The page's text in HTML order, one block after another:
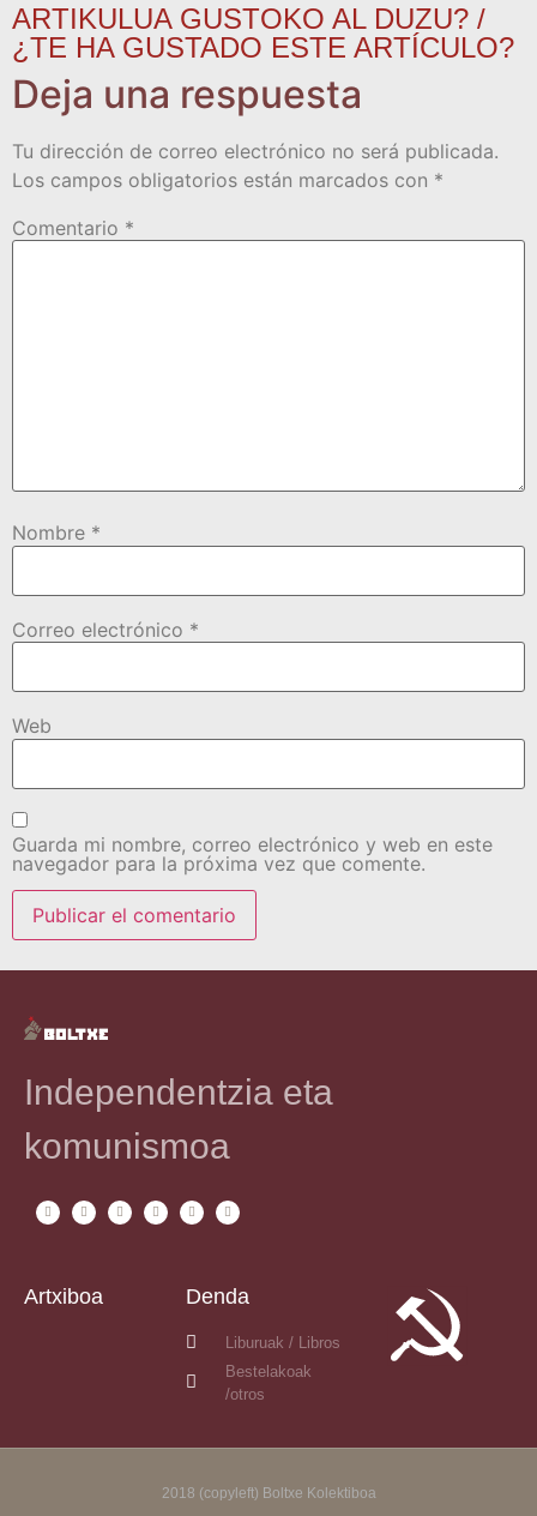
ARTIKULUA GUSTOKO AL DUZU? /
¿TE HA GUSTADO ESTE ARTÍCULO?
Deja una respuesta
Tu dirección de correo electrónico no será publicada.
Los campos obligatorios están marcados con *
Comentario *
Nombre *
Correo electrónico *
Web
Guarda mi nombre, correo electrónico y web en este
navegador para la próxima vez que comente.
Independentzia eta
komunismoa
Artxiboa Denda
Liburuak / Libros
Bestelakoak
/otros
2018 (copyleft) Boltxe Kolektiboa